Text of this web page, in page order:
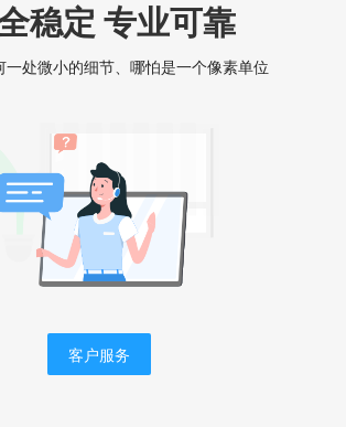
稳定 专业可靠
一处微小的细节、哪怕是一个像素单位
客户服务